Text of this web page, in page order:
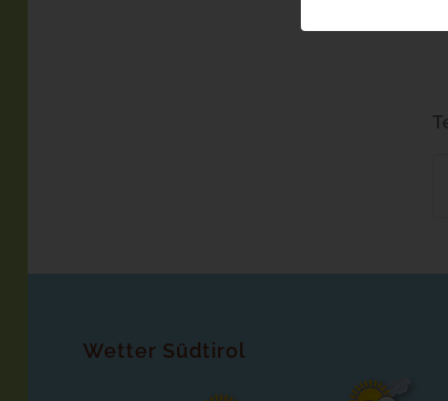
Wetter Südtirol